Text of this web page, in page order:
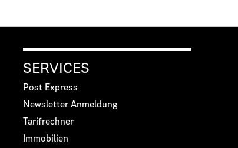
SERVICES
Post Express
Newsletter Anmeldung
Tarifrechner
Immobilien